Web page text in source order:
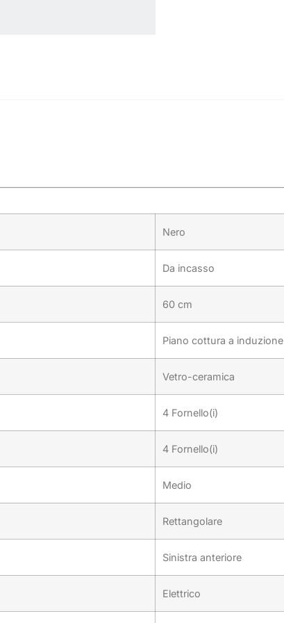
Nero
Da incasso
60 cm
Piano cottura a induzione
Vetro-ceramica
4 Fornello(i)
4 Fornello(i)
Medio
Rettangolare
Sinistra anteriore
Elettrico